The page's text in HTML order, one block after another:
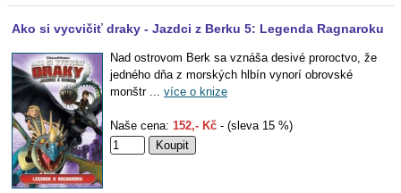
Ako si vycvičiť draky - Jazdci z Berku 5: Legenda Ragnaroku
Nad ostrovom Berk sa vznáša desivé proroctvo, že
jedného dňa z morských hlbín vynorí obrovské
monštr ... více o knize
Naše cena: 152,- Kč - (sleva 15 %)